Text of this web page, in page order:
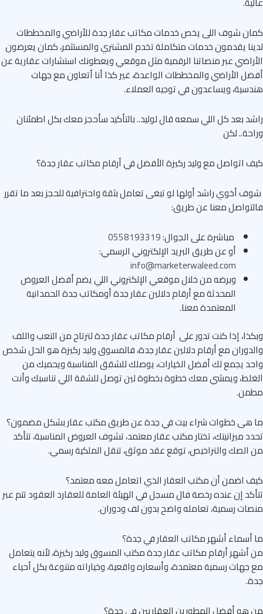
شوف اللى يخص خدمات مكاتب عقار جدة للأراضي والمخططات
يقدمون خدمات متكاملة تخدم المشتري والمستثمر، كمان يعرضون
عبر منصاتنا الرقمية مثل موقعي ويعطونك استشارات عقارية عن
الأراضي والمخططات الواعدة، غير كذا أنا أتعاون مع جهات
ويساعدون في توجيه العملاء.
بعد كل اللي سمعه قال لوليد.. بالتأكيد سأحجز معك بكل اطمئنان
لكن
اتواصل مع وليد ركيزة الأفضل في أرقام مكاتب عقار جدة؟
أخوي راشد أولها لو تبغى تعامل بثقة واحترافية للحجز بعد ما تقرر
معنا عن طريق:
مباشرة على الجوال:0558193319
أو عن طريق البريد الإلكتروني الرسمي:
info@marketerwaleed.com
وبرضه من خلال موقعي الإلكتروني اللي يضم أفضل العروض
المحدثة مع أرقام دلالين عقار جدة أومكاتب جدة الحمدانية
المعتمدة معنا.
إذا كنت تدور على أرقام مكاتب عقار جدة لترتاح من التعب واللف
مع أرقام دلالين عقار جدة، فالمسوق وليد ركيزة هو الحل شخص
يجمع لك أفضل الخيارات، يوصلك للشقق المناسبة ويحميك من
ويمشي معك خطوة بخطوة لين توصل للشقة اللي تناسبك وأنت
هى خطوات شراء بيت في جدة عن طريق مكتب عقار بشكل مضمون؟
ميزانيتك، تختار مكتب عقار معتمد، تشوف العروض المناسبة، تتأكد
والتراخيص، توقع عقد موثق، تنقل الملكية رسمي.
اضمن أن مكتب العقار الذي اتعامل معه معتمد؟
إن عنده رخصة فال مسجل في الهيئة العامة للعقارد العقود تتم عبر
رسمية، تعامله واضح بدون لف ودوران.
أشهر مكاتب العقار في جدة؟
أرقام مكاتب عقار جدة مكتب المسوق وليد ركيزة، لأنه يتعامل
رسمية معتمدة، وأسعاره واقعية، وخياراته متنوعة بكل أحياء